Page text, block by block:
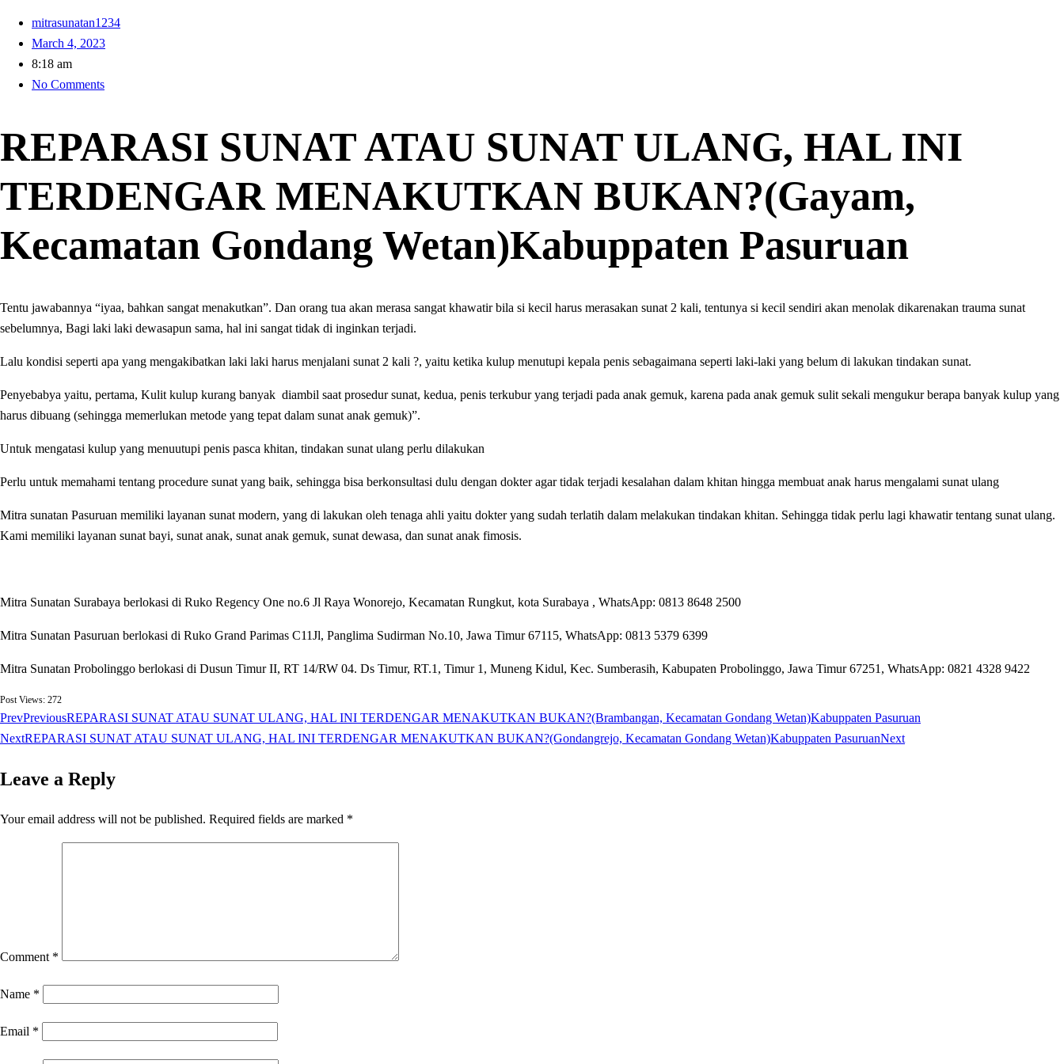
mitrasunatan1234
March 4, 2023
8:18 am
No Comments
REPARASI SUNAT ATAU SUNAT ULANG, HAL INI
TERDENGAR MENAKUTKAN BUKAN?(Gayam,
Kecamatan Gondang Wetan)Kabuppaten Pasuruan
Tentu jawabannya “iyaa, bahkan sangat menakutkan”. Dan orang tua akan merasa sangat khawatir bila si kecil harus merasakan sunat 2 kali, tentunya si kecil sendiri akan menolak dikarenakan trauma sunat
sebelumnya, Bagi laki laki dewasapun sama, hal ini sangat tidak di inginkan terjadi.
Lalu kondisi seperti apa yang mengakibatkan laki laki harus menjalani sunat 2 kali ?, yaitu ketika kulup menutupi kepala penis sebagaimana seperti laki-laki yang belum di lakukan tindakan sunat.
Penyebabya yaitu, pertama, Kulit kulup kurang banyak diambil saat prosedur sunat, kedua, penis terkubur yang terjadi pada anak gemuk, karena pada anak gemuk sulit sekali mengukur berapa banyak kulup yang
harus dibuang (sehingga memerlukan metode yang tepat dalam sunat anak gemuk)”.
Untuk mengatasi kulup yang menuutupi penis pasca khitan, tindakan sunat ulang perlu dilakukan
Perlu untuk memahami tentang procedure sunat yang baik, sehingga bisa berkonsultasi dulu dengan dokter agar tidak terjadi kesalahan dalam khitan hingga membuat anak harus mengalami sunat ulang
Mitra sunatan Pasuruan memiliki layanan sunat modern, yang di lakukan oleh tenaga ahli yaitu dokter yang sudah terlatih dalam melakukan tindakan khitan. Sehingga tidak perlu lagi khawatir tentang sunat ulang.
Kami memiliki layanan sunat bayi, sunat anak, sunat anak gemuk, sunat dewasa, dan sunat anak fimosis.
Mitra Sunatan Surabaya berlokasi di Ruko Regency One no.6 Jl Raya Wonorejo, Kecamatan Rungkut, kota Surabaya , WhatsApp: 0813 8648 2500
Mitra Sunatan Pasuruan berlokasi di Ruko Grand Parimas C11Jl, Panglima Sudirman No.10, Jawa Timur 67115, WhatsApp: 0813 5379 6399
Mitra Sunatan Probolinggo berlokasi di Dusun Timur II, RT 14/RW 04. Ds Timur, RT.1, Timur 1, Muneng Kidul, Kec. Sumberasih, Kabupaten Probolinggo, Jawa Timur 67251, WhatsApp: 0821 4328 9422
Post Views: 272
PrevPreviousREPARASI SUNAT ATAU SUNAT ULANG, HAL INI TERDENGAR MENAKUTKAN BUKAN?(Brambangan, Kecamatan Gondang Wetan)Kabuppaten Pasuruan
NextREPARASI SUNAT ATAU SUNAT ULANG, HAL INI TERDENGAR MENAKUTKAN BUKAN?(Gondangrejo, Kecamatan Gondang Wetan)Kabuppaten PasuruanNext
Leave a Reply
Your email address will not be published. Required fields are marked *
Comment *
Name *
Email *